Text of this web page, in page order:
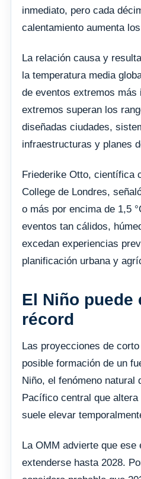
inmediato, pero cada
calentamiento aumenta
La relación causa y
la temperatura media
de eventos extremos más
extremos superan los
diseñadas ciudades,
infraestructuras y planes
Friederike Otto, científica
College de Londres,
o más por encima de 1,5
eventos tan cálidos,
excedan experiencias
planificación urbana y
El Niño puede
récord
Las proyecciones de
posible formación de un
Niño, el fenómeno natural
Pacífico central que
suele elevar
La OMM advierte que ese
extenderse hasta 2028.